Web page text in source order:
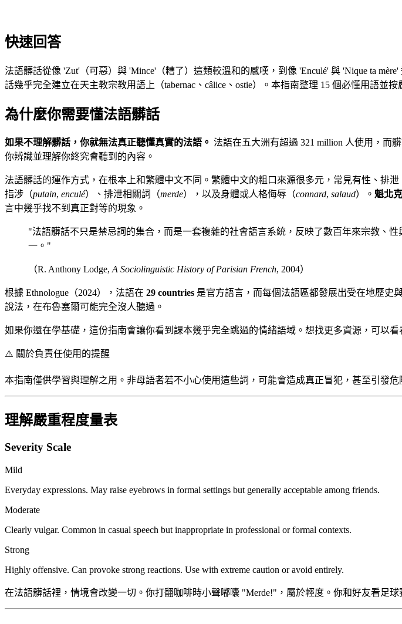
快速回答
法語髒話從像 'Zut'（可惡）與 'Mince'（糟了）這類較溫和的感嘆，到像 'Enculé' 與 'Nique ta
話幾乎完全建立在天主教宗教用語上（tabernac、câlice、ostie）。本指南整理 15 個必懂用語並
為什麼你需要懂法語髒話
如果不理解髒話，你就無法真正聽懂真實的法語。 法語在五大洲有超過 321 million 人使用，而
你辨識並理解你終究會聽到的內容。
法語髒話的運作方式，在根本上和繁體中文不同。繁體中文的粗口來源很多元，常見有性、排
指涉（putain, enculé）、排泄相關詞（merde），以及身體或人格侮辱（connard, salaud）。 魁北
言中幾乎找不到真正對等的現象。
"法語髒話不只是禁忌詞的集合，而是一套複雜的社會語言系統，反映了數百年來宗教、
一。"
（R. Anthony Lodge,A Sociolinguistic History of Parisian French, 2004）
根據 Ethnologue（2024），法語在 29 countries 是官方語言，而每個法語區都發展出受在地歷史
說法，在布魯塞爾可能完全沒人聽過。
如果你還在學基礎，這份指南會讓你看到課本幾乎完全跳過的情緒語域。想找更多資源，可以看
⚠️ 關於負責任使用的提醒
本指南僅供學習與理解之用。非母語者若不小心使用這些詞，可能會造成真正冒犯，甚至引發
理解嚴重程度量表
Severity Scale
Mild
Everyday expressions. May raise eyebrows in formal settings but generally acceptable among friends.
Moderate
Clearly vulgar. Common in casual speech but inappropriate in professional or formal contexts.
Strong
Highly offensive. Can provoke strong reactions. Use with extreme caution or avoid entirely.
在法語髒話裡，情境會改變一切。你打翻咖啡時小聲嘟囔 "Merde!"，屬於輕度。你和好友看足